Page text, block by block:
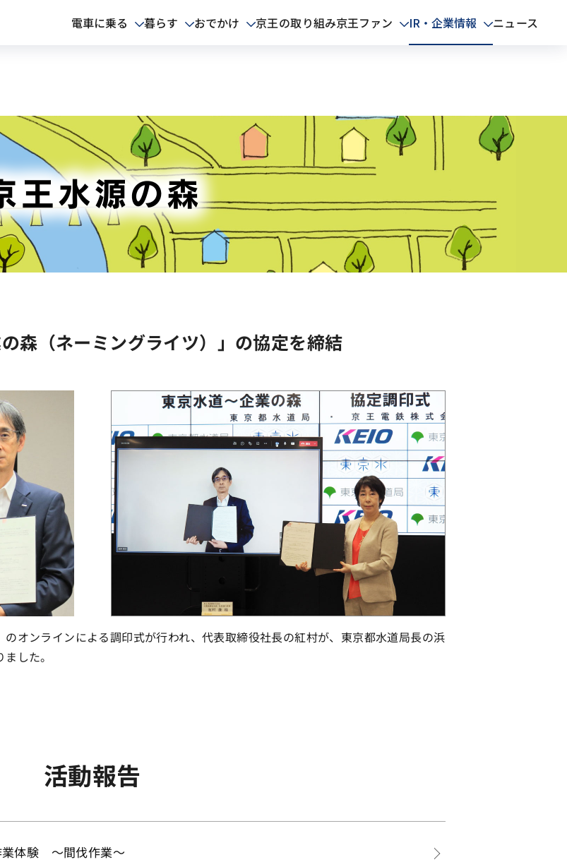
電車に乗る 暮らす おでかけ 京王の取り組み京王ファン IR・企業情報 ニュース
森（ネーミングライツ）」の協定を締結
のオンラインによる調印式が行われ、代表取締役社長の紅村が、東京都水道局長の浜
した。
活動報告
業体験 ～間伐作業～